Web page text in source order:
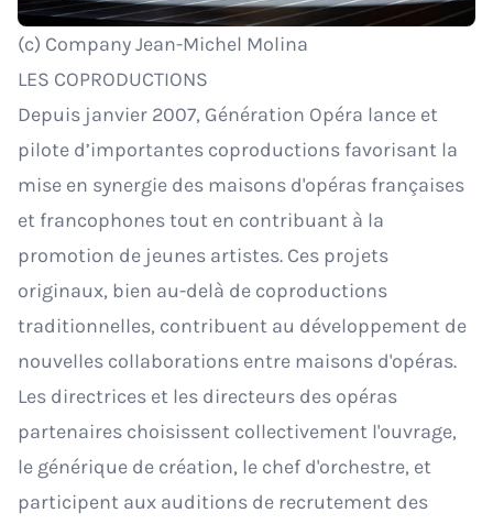
(c) Company Jean-Michel Molina
LES COPRODUCTIONS
Depuis janvier 2007, Génération Opéra lance et
pilote d’importantes coproductions favorisant la
mise en synergie des maisons d'opéras françaises
et francophones tout en contribuant à la
promotion de jeunes artistes. Ces projets
originaux, bien au-delà de coproductions
traditionnelles, contribuent au développement de
nouvelles collaborations entre maisons d'opéras.
Les directrices et les directeurs des opéras
partenaires choisissent collectivement l'ouvrage,
le générique de création, le chef d'orchestre, et
participent aux auditions de recrutement des